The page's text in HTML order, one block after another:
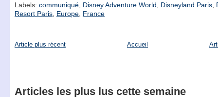
Labels: communiqué, Disney Adventure World Disneyland Paris,
Resort Paris, Europe, France
Article plus récent Accueil
Articles les plus lus cette semaine